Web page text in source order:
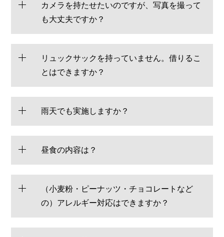
カメラを持たせたいのですが、写真を撮って
も大丈夫ですか？
リュックサックを持っていません。借りるこ
とはできますか？
雨天でも実施しますか？
昼食の内容は？
（小麦粉・ピーナッツ・チョコレートなど
の）アレルギー対応はできますか？